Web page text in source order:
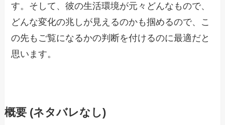
す。そして、彼の生活環境が元々どんなもので、
どんな変化の兆しが見えるのかも掴めるので、こ
の先もご覧になるかの判断を付けるのに最適だと
思います。
概要 (ネタバレなし)